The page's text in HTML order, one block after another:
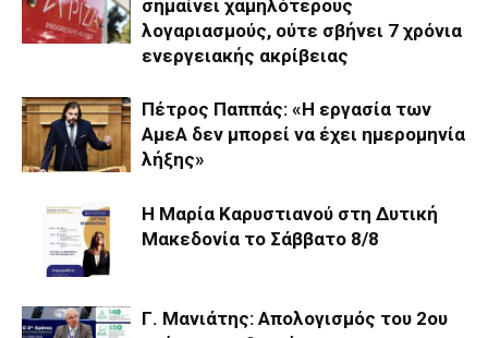
σημαίνει χαμηλότερους
λογαριασμούς, ούτε σβήνει 7 χρόνια
ενεργειακής ακρίβειας
Πέτρος Παππάς: «Η εργασία των
ΑμεΑ δεν μπορεί να έχει ημερομηνία
λήξης»
Η Μαρία Καρυστιανού στη Δυτική
Μακεδονία το Σάββατο 8/8
Γ. Μανιάτης: Aπολογισμός του 2ου